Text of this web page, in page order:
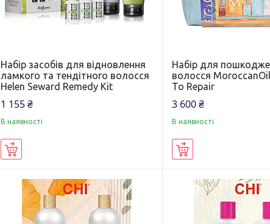
Набір засобів для відновлення
ламкого та тендітного волосся
Helen Seward Remedy Kit
1 155 ₴
В наявності
Набір для
волосся
To Repair
3 600 ₴
В наявності